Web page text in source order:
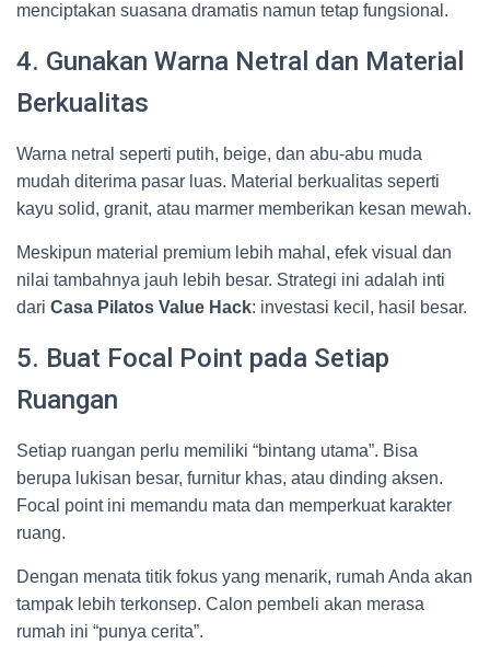
menciptakan suasana dramatis namun tetap fungsional.
4. Gunakan Warna Netral dan Material
Berkualitas
Warna netral seperti putih, beige, dan abu-abu muda
mudah diterima pasar luas. Material berkualitas seperti
kayu solid, granit, atau marmer memberikan kesan mewah.
Meskipun material premium lebih mahal, efek visual dan
nilai tambahnya jauh lebih besar. Strategi ini adalah inti
dari Casa Pilatos Value Hack: investasi kecil, hasil besar.
5. Buat Focal Point pada Setiap
Ruangan
Setiap ruangan perlu memiliki “bintang utama”. Bisa
berupa lukisan besar, furnitur khas, atau dinding aksen.
Focal point ini memandu mata dan memperkuat karakter
ruang.
Dengan menata titik fokus yang menarik, rumah Anda akan
tampak lebih terkonsep. Calon pembeli akan merasa
rumah ini “punya cerita”.